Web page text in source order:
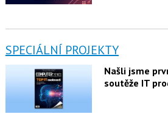
SPECIÁLNÍ PROJEKTY
Našli jsme
soutěže IT